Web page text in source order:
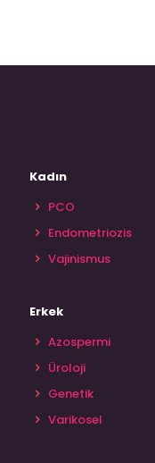
Kadın
PCO
Endometriozis
Vajinismus
Erkek
Azospermi
Üroloji
Genetik
Varikosel